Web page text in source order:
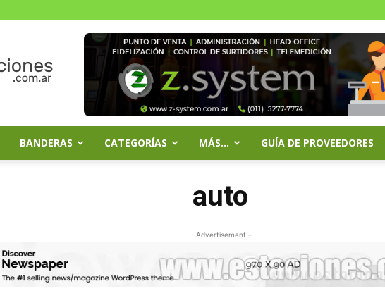
BANDERAS CATEGORÍAS MÁS… GUÍA DE PROVEEDORES
auto
- Advertisement -